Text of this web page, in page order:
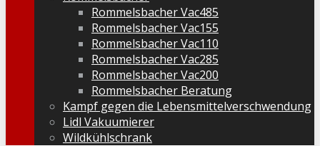
Rommelsbacher Vac485
Rommelsbacher Vac155
Rommelsbacher Vac110
Rommelsbacher Vac285
Rommelsbacher Vac200
Rommelsbacher Beratung
Kampf gegen die Lebensmittelverschwendung
Lidl Vakuumierer
Wildkühlschrank